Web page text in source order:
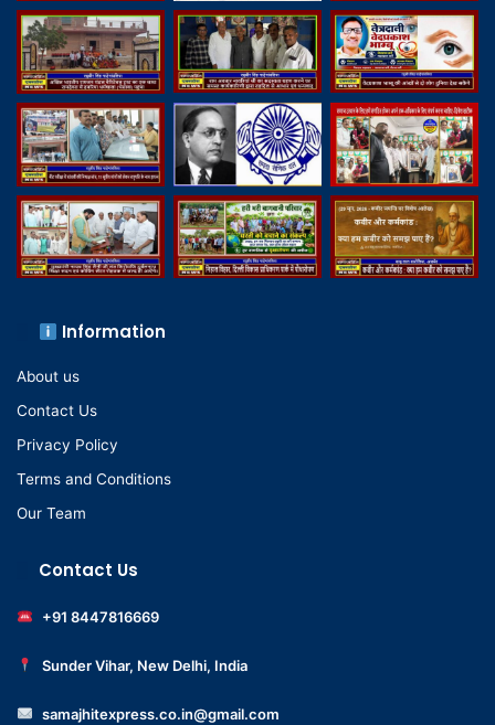
Information
About us
Contact Us
Privacy Policy
Terms and Conditions
Our Team
Contact Us
+91 8447816669
Sunder Vihar, New Delhi, India
samajhitexpress.co.in@gmail.com